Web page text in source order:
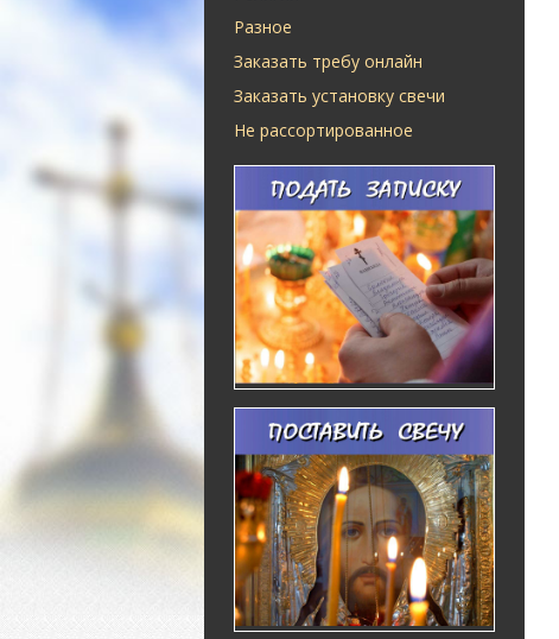
Разное
Заказать требу онлайн
Заказать установку свечи
Не рассортированное